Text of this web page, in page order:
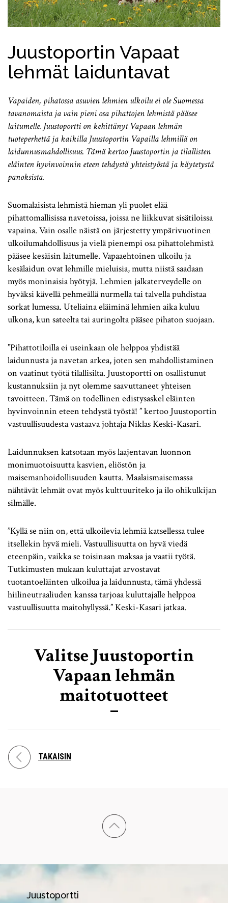
Juustoportin Vapaat
lehmät laiduntavat
Vapaiden, pihatossa asuvien lehmien ulkoilu ei ole Suomessa
tavanomaista ja vain pieni osa pihattojen lehmistä pääsee
laitumelle. Juustoportti on kehittänyt Vapaan lehmän
tuoteperhettä ja kaikilla Juustoportin Vapailla lehmillä on
laidunnusmahdollisuus. Tämä kertoo Juustoportin ja tilallisten
eläinten hyvinvoinnin eteen tehdystä yhteistyöstä ja käytetystä
panoksista.
Suomalaisista lehmistä hieman yli puolet elää
pihattomallisissa navetoissa, joissa ne liikkuvat sisätiloissa
vapaina. Vain osalle näistä on järjestetty ympärivuotinen
ulkoilumahdollisuus ja vielä pienempi osa pihattolehmistä
pääsee kesäisin laitumelle. Vapaaehtoinen ulkoilu ja
kesälaidun ovat lehmille mieluisia, mutta niistä saadaan
myös moninaisia hyötyjä. Lehmien jalkaterveydelle on
hyväksi kävellä pehmeällä nurmella tai talvella puhdistaa
sorkat lumessa. Uteliaina eläiminä lehmien aika kuluu
ulkona, kun sateelta tai auringolta pääsee pihaton suojaan.
”Pihattotiloilla ei useinkaan ole helppoa yhdistää
laidunnusta ja navetan arkea, joten sen mahdollistaminen
on vaatinut työtä tilallisilta. Juustoportti on osallistunut
kustannuksiin ja nyt olemme saavuttaneet yhteisen
tavoitteen. Tämä on todellinen edistysaskel eläinten
hyvinvoinnin eteen tehdystä työstä! ” kertoo Juustoportin
vastuullisuudesta vastaava johtaja Niklas Keski-Kasari.
Laidunnuksen katsotaan myös laajentavan luonnon
monimuotoisuutta kasvien, eliöstön ja
maisemanhoidollisuuden kautta. Maalaismaisemassa
nähtävät lehmät ovat myös kulttuuriteko ja ilo ohikulkijan
silmälle.
”Kyllä se niin on, että ulkoilevia lehmiä katsellessa tulee
itsellekin hyvä mieli. Vastuullisuutta on hyvä viedä
eteenpäin, vaikka se toisinaan maksaa ja vaatii työtä.
Tutkimusten mukaan kuluttajat arvostavat
tuotantoeläinten ulkoilua ja laidunnusta, tämä yhdessä
hiilineutraaliuden kanssa tarjoaa kuluttajalle helppoa
vastuullisuutta maitohyllyssä.” Keski-Kasari jatkaa.
Valitse Juustoportin
Vapaan lehmän
maitotuotteet
TAKAISIN
Juustoportti